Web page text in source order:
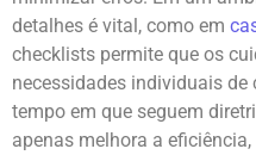
detalhes é vital, como em
checklists permite que os
necessidades individuais de
tempo em que seguem
apenas melhora a